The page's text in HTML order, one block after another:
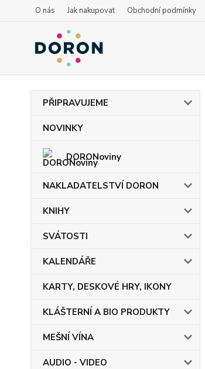
O nás Jak nakupovat Obchodní podmínky
PŘIPRAVUJEME
NOVINKY
DORONoviny
NAKLADATELSTVÍ DORON
KNIHY
SVÁTOSTI
KALENDÁŘE
KARTY, DESKOVÉ HRY, IKONY
KLÁŠTERNÍ A BIO PRODUKTY
MEŠNÍ VÍNA
AUDIO - VIDEO